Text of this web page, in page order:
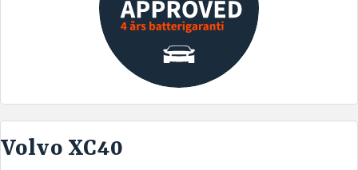
Volvo XC40